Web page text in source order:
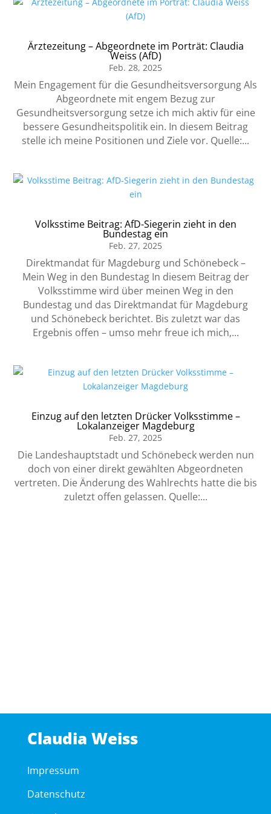
Ärztezeitung – Abgeordnete im Porträt: Claudia
Weiss (AfD)
Feb. 28, 2025
Mein Engagement für die Gesundheitsversorgung Als
Abgeordnete mit engem Bezug zur
Gesundheitsversorgung setze ich mich aktiv für eine
bessere Gesundheitspolitik ein. In diesem Beitrag
stelle ich meine Positionen und Ziele vor. Quelle:...
Volksstime Beitrag: AfD-Siegerin zieht in den
Bundestag ein
Feb. 27, 2025
Direktmandat für Magdeburg und Schönebeck –
Mein Weg in den Bundestag In diesem Beitrag der
Volksstimme wird über meinen Weg in den
Bundestag und das Direktmandat für Magdeburg
und Schönebeck berichtet. Bis zuletzt war das
Ergebnis offen – umso mehr freue ich mich,...
Einzug auf den letzten Drücker Volksstimme –
Lokalanzeiger Magdeburg
Feb. 27, 2025
Die Landeshauptstadt und Schönebeck werden nun
doch von einer direkt gewählten Abgeordneten
vertreten. Die Änderung des Wahlrechts hatte die bis
zuletzt offen gelassen. Quelle:...
Claudia Weiss
Impressum
Datenschutz